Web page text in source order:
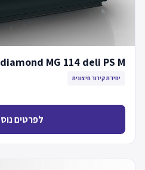
MG 114 deli PS M
יחידת קירור חיצונית
לפרטים